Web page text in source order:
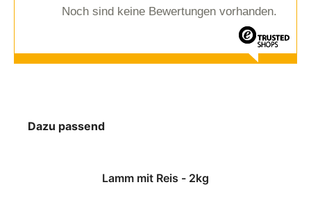
Noch sind keine Bewertungen vorhanden.
Dazu passend
Lamm mit Reis - 2kg